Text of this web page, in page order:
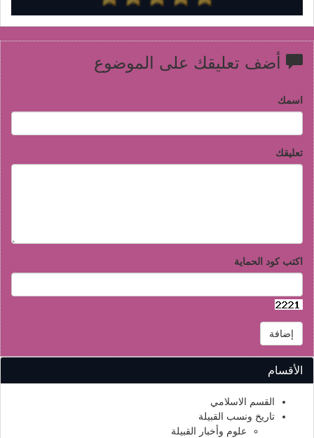
أضف تعليقك على الموضوع
اسمك
تعليقك
اكتب كود الحماية
إضافة
الأقسام
القسم الاسلامي
تاريخ ونسب القبيلة
علوم وأخبار القبيلة